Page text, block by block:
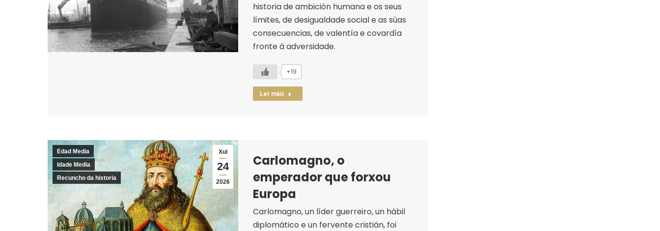
historia de ambición humana e os seus
límites, de desigualdade social e as súas
consecuencias, de valentía e covardía
fronte á adversidade.
+19
Ler máis
Xul
24
2026
Edad Media
Idade Media
Recuncho da historia
Carlomagno, o
emperador que forxou
Europa
Carlomagno, un líder guerreiro, un hábil
diplomático e un fervente cristián, foi